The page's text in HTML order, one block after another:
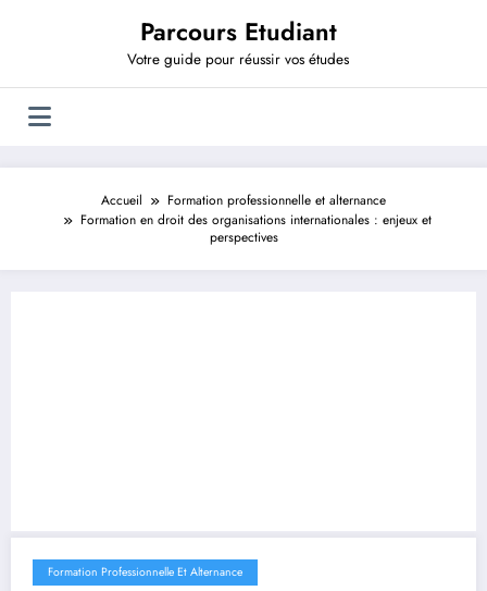
Parcours Etudiant
Votre guide pour réussir vos études
Accueil
Formation professionnelle et alternance
Formation en droit des organisations internationales : enjeux et
perspectives
Formation Professionnelle Et Alternance